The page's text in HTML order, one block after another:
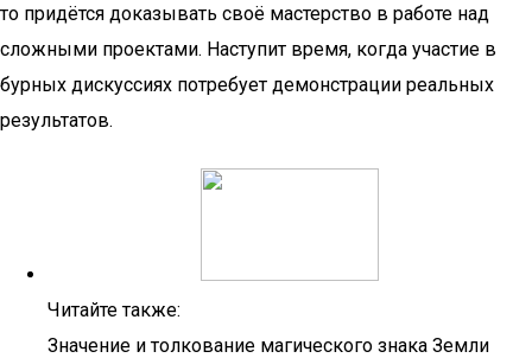
то придётся доказывать своё мастерство в работе над
сложными проектами. Наступит время, когда участие в
бурных дискуссиях потребует демонстрации реальных
результатов.
Читайте также:
Значение и толкование магического знака Земли